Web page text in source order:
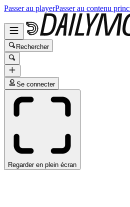
Passer au playerPasser au contenu
Rechercher
Se connecter
Regarder en plein écran